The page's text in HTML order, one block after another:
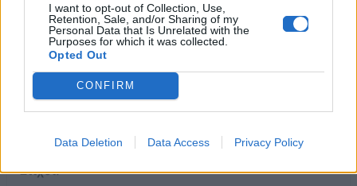
I want to opt-out of Collection, Use,
Retention, Sale, and/or Sharing of my
Personal Data that Is Unrelated with the
Purposes for which it was collected.
Opted Out
CONFIRM
Data Deletion Data Access Privacy Policy
πες μου μια λέξη μοναχά
Μίλα μου μόνο μια φορά
η αγάπη ν’ ακουστεί πιο δυνατά
Μίλα μου, μίλα μου μόνο μια φορά
πες μου μια λέξη μοναχά
Μίλα μου μόνο μια φορά
Μίλα μου, μίλα μου, μίλα μου μόνο μια φορά (x8)
Στίχοι: